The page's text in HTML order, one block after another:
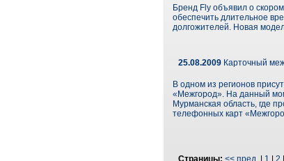
Бренд Fly объявил о
обеспечить длительное
долгожителей. Новая
25.08.2009 Карточный
В одном из регионов
«Межгород». На данный
Мурманская область, где
телефонных карт
Страницы: << пред. 1 2